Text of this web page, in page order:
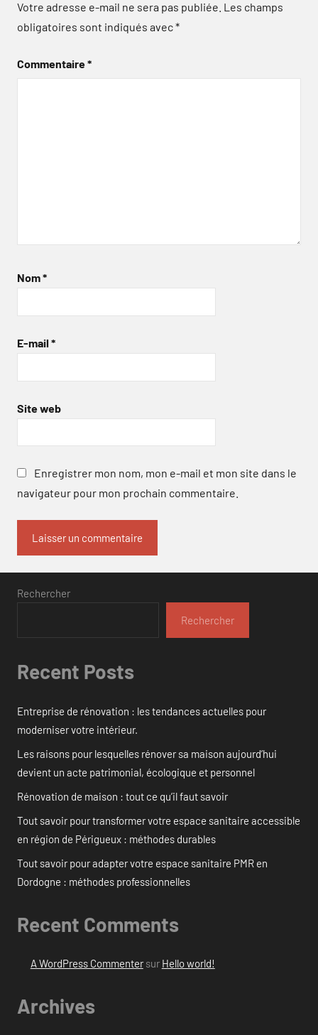
Votre adresse e-mail ne sera pas publiée. Les champs
obligatoires sont indiqués avec*
Commentaire*
Nom*
E-mail *
Site web
Enregistrer mon nom, mon e-mail et mon site dans le
navigateur pour mon prochain commentaire.
Rechercher
Rechercher
Recent Posts
Entreprise de rénovation : les tendances actuelles pour
moderniser votre intérieur.
Les raisons pour lesquelles rénover sa maison aujourd’hui
devient un acte patrimonial, écologique et personnel
Rénovation de maison : tout ce qu’il faut savoir
Tout savoir pour transformer votre espace sanitaire accessible
en région de Périgueux : méthodes durables
Tout savoir pour adapter votre espace sanitaire PMR en
Dordogne : méthodes professionnelles
Recent Comments
A WordPress Commentersur Hello world!
Archives